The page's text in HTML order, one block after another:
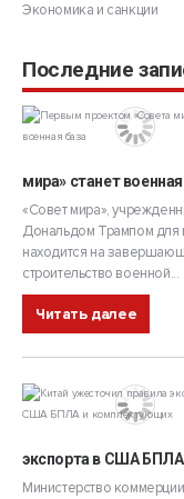
Экономика и санкции
Последние
мира» станет
«Совет мира»,
Дональдом Трампом для
находится на
строительство военной...
Читать далее
экспорта в США
Министерство